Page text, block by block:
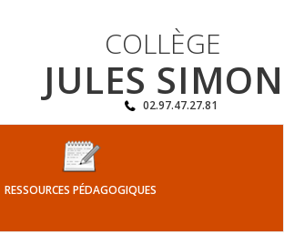
COLLÈGE
JULES SIMON
02.97.47.27.81
RESSOURCES PÉDAGOGIQUES